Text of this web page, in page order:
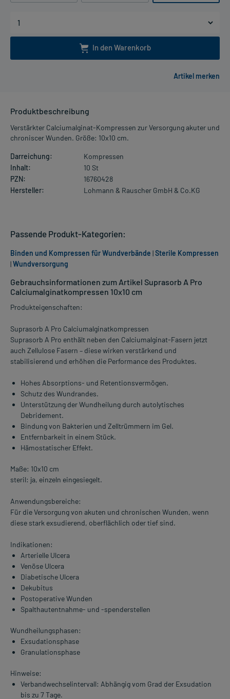
In den Warenkorb
Produktbeschreibung
Verstärkter Calciumalginat-Kompressen zur Versorgung akuter und
chroniscer Wunden. Größe: 10x10 cm.
Darreichung:
Kompressen
Inhalt:
10 St
PZN:
16760428
Hersteller:
Lohmann & Rauscher GmbH & Co.KG
Gebrauchsinformationen zum Artikel Suprasorb A Pro
Calciumalginatkompressen 10x10 cm
Produkteigenschaften:
Suprasorb A Pro Calciumalginatkompressen
Suprasorb A Pro enthält neben den Calciumalginat-Fasern jetzt
auch Zellulose Fasern – diese wirken verstärkend und
stabilisierend und erhöhen die Performance des Produktes.
Hohes Absorptions- und Retentionsvermögen.
Schutz des Wundrandes.
Unterstützung der Wundheilung durch autolytisches
Debridement.
Bindung von Bakterien und Zelltrümmern im Gel.
Entfernbarkeit in einem Stück.
Hämostatischer Effekt.
Maße: 10x10 cm
steril: ja, einzeln eingesiegelt.
Anwendungsbereiche:
Für die Versorgung von akuten und chronischen Wunden, wenn
diese stark exsudierend, oberflächlich oder tief sind.
Indikationen:
Arterielle Ulcera
Venöse Ulcera
Diabetische Ulcera
Dekubitus
Postoperative Wunden
Spalthautentnahme- und -spenderstellen
Wundheilungsphasen:
Exsudationsphase
Granulationsphase
Hinweise:
Verbandwechselintervall: Abhängig vom Grad der Exsudation
bis zu 7 Tage.
Passende Produkt-Kategorien:
Binden und Kompressen für Wundverbände |Sterile Kompressen
|Wundversorgung